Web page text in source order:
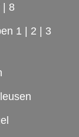
| 8
1 | 2 | 3